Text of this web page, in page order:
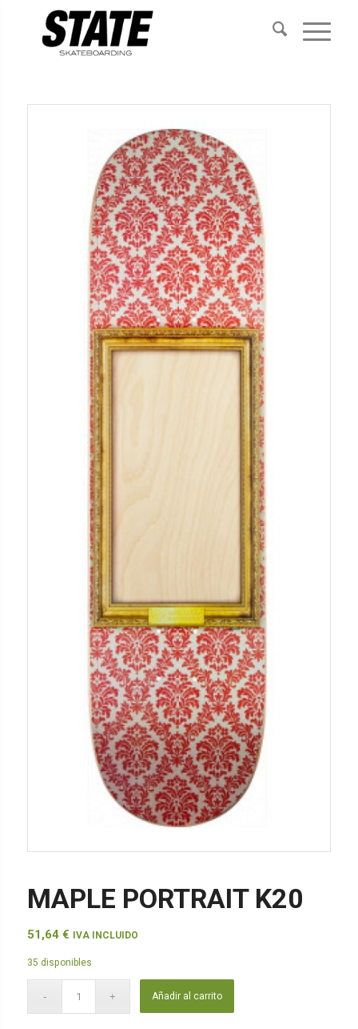
MAPLE PORTRAIT K20
51,64 € IVA INCLUIDO
35 disponibles
Añadir al carrito